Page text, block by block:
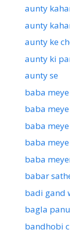
aunty
aunty
aunty ke
aunty ki
aunty se
baba
baba
baba
baba
baba
babar
badi gand
bagla
bandhobi